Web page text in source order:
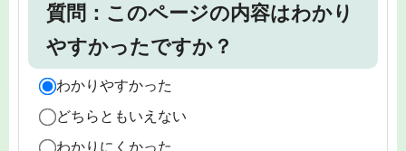
質問：このページの内容はわかり
やすかったですか？
わかりやすかった
どちらともいえない
わかりにくかった